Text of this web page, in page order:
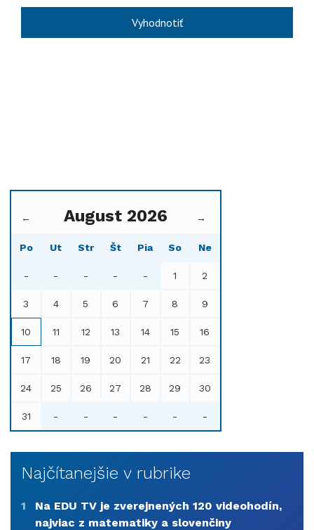
← August 2026 →
Po Ut Str Št Pia So Ne
- - - - - 1 2
3 4 5 6 7 8 9
10 11 12 13 14 15 16
17 18 19 20 21 22 23
24 25 26 27 28 29 30
31 - - - - - -
Najčítanejšie v rubrike
1
Na EDU TV je zverejnených 120 videohodín,
najviac z matematiky a slovenčiny